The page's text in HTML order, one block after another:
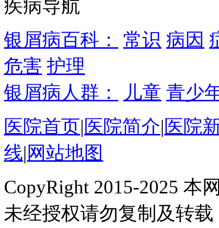
疾病导航
银屑病百科：
常识 病因
危害 护理
银屑病人群：
儿童 青少
医院首页|医院简介|医院
线| 网站地图
CopyRight 2015-2025 本
未经授权请勿复制及转载